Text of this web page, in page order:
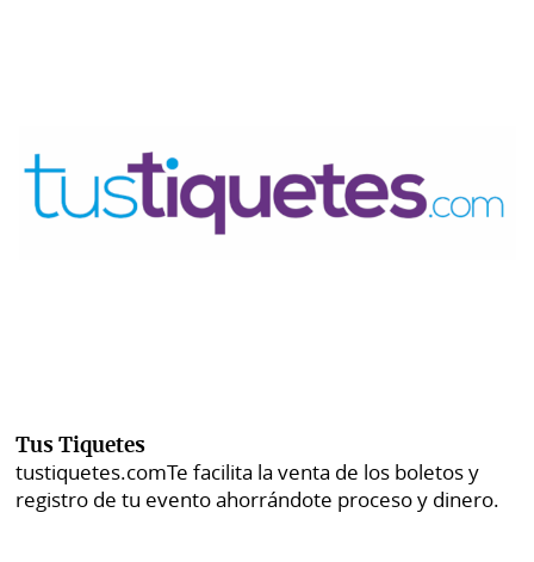
Tus Tiquetes
tustiquetes.comTe facilita la venta de los boletos y
registro de tu evento ahorrándote proceso y dinero.